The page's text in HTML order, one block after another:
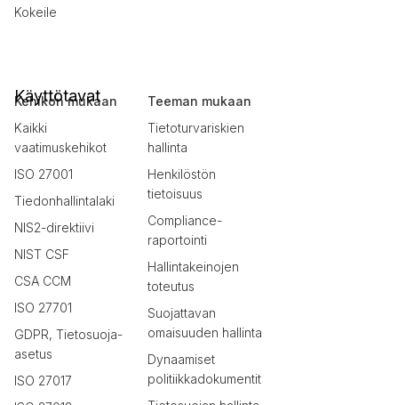
Kokeile
Käyttötavat
Kehikon mukaan
Kaikki
vaatimuskehikot
ISO 27001
Tiedonhallintalaki
NIS2-direktiivi
NIST CSF
CSA CCM
ISO 27701
GDPR, Tietosuoja-
asetus
ISO 27017
Teeman mukaan
Tietoturvariskien
hallinta
Henkilöstön
tietoisuus
Compliance-
raportointi
Hallintakeinojen
toteutus
Suojattavan
omaisuuden hallinta
Dynaamiset
politiikkadokumentit